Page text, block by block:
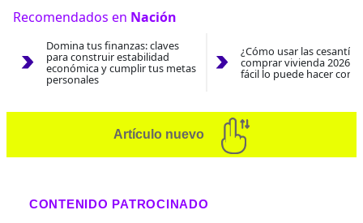
Recomendados en Nación
Domina tus finanzas: claves
para construir estabilidad
económica y cumplir tus metas
personales
¿Cómo usar las
comprar vivienda 2026?
fácil lo puede hacer con
Artículo nuevo
CONTENIDO PATROCINADO